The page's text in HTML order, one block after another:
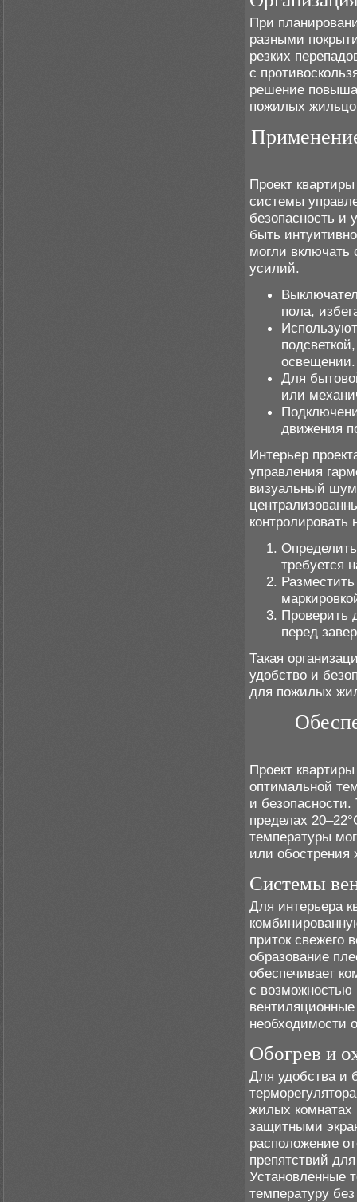
При
разными
резких
с
решение
пожилых
Проект
системы
безопасность и
быть
могли включать
усилий.
пола,
освещении.
Для
или
движения
Интерьер
управления
визуальный
контролировать
требуется
Проверить
перед
Такая
удобство и
для пожилых
Проект
оптимальной
и
пределах
температуры
или обострения
Системы
Для интерьера
приток свежего
образование
обеспечивает
с возможностью
необходимости
Обогрев и
Для удобства и
жилых комнатах
защитными
расположение
препятствий
Установленные
температуру